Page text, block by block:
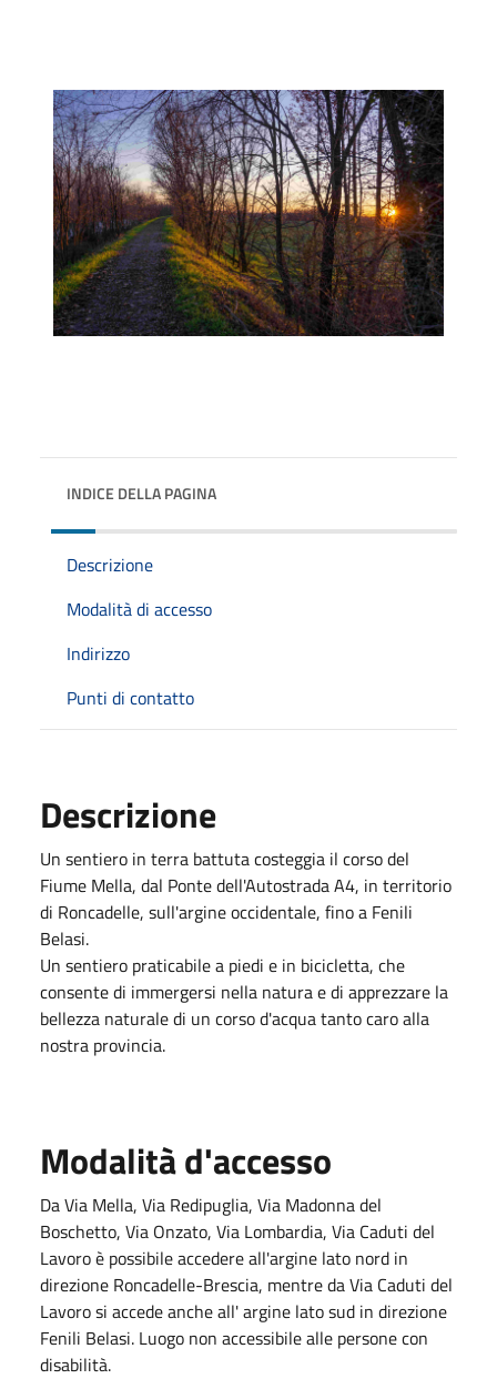
INDICE DELLA PAGINA
Descrizione
Modalità di accesso
Indirizzo
Punti di contatto
Descrizione
Un sentiero in terra battuta costeggia il corso del
Fiume Mella, dal Ponte dell'Autostrada A4, in territorio
di Roncadelle, sull'argine occidentale, fino a Fenili
Belasi.
Un sentiero praticabile a piedi e in bicicletta, che
consente di immergersi nella natura e di apprezzare la
bellezza naturale di un corso d'acqua tanto caro alla
nostra provincia.
Modalità d'accesso
Da Via Mella, Via Redipuglia, Via Madonna del
Boschetto, Via Onzato, Via Lombardia, Via Caduti del
Lavoro è possibile accedere all'argine lato nord in
direzione Roncadelle-Brescia, mentre da Via Caduti del
Lavoro si accede anche all' argine lato sud in direzione
Fenili Belasi. Luogo non accessibile alle persone con
disabilità.